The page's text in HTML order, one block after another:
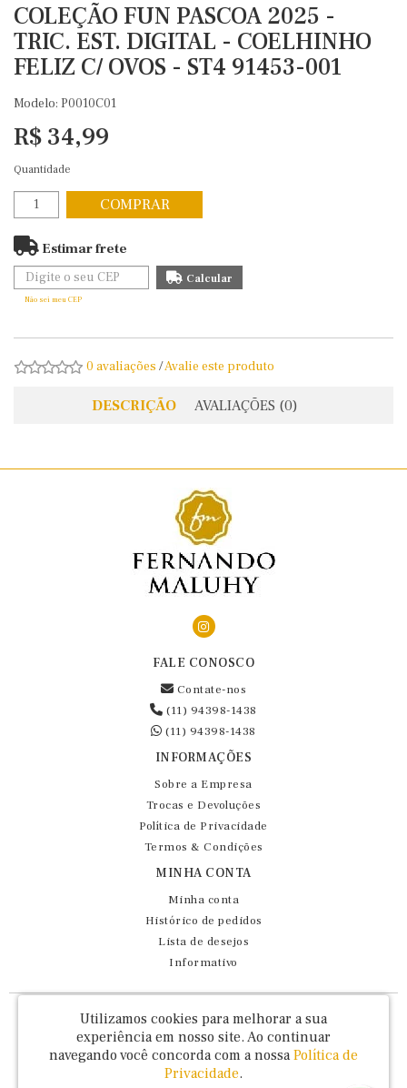
COLEÇÃO FUN PASCOA 2025 -
TRIC. EST. DIGITAL - COELHINHO
FELIZ C/ OVOS - ST4 91453-001
Modelo: P0010C01
R$ 34,99
Quantidade
COMPRAR
Estimar frete
Não sei meu CEP
0 avaliações /Avalie este produto
DESCRIÇÃO AVALIAÇÕES (0)
FALE CONOSCO
Contate-nos
(11) 94398-1438
(11) 94398-1438
INFORMAÇÕES
Sobre a Empresa
Trocas e Devoluções
Política de Privacidade
Termos & Condições
MINHA CONTA
Minha conta
Histórico de pedidos
Lista de desejos
Informativo
Fernando Maluhy Cia Ltda - CNPJ: 60.458.825/0001-86
Rua Dr Euclydes da Cunha, 47 - Brás - São Paulo / SP - CEP 03016-030
Utilizamos cookies para melhorar a sua
experiência em nosso site. Ao continuar
navegando você concorda com a nossa Política de
Privacidade.